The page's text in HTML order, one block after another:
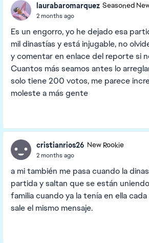
laurabaromarquez Seasoned
2 months ago
Es un engorro, yo he dejado esa
mil dinastías y está injugable, no
y comentar en enlace del reporte si
Cuantos más seamos antes lo
solo tiene 200 votos, me parece
moleste a más gente
cristianrios26 New Rookie
2 months ago
a mi también me pasa cuando la
partida y saltan que se están
familia cuando ya la tenía en ella
sale el mismo mensaje.